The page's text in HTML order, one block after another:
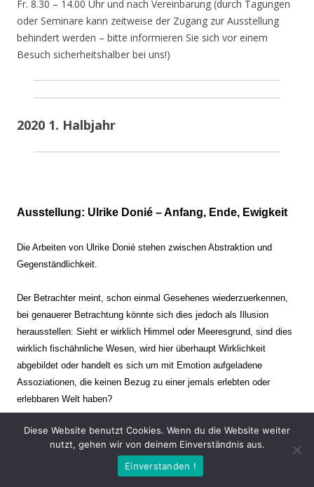
Fr. 8.30 – 14.00 Uhr und nach Vereinbarung (durch Tagungen
oder Seminare kann zeitweise der Zugang zur Ausstellung
behindert werden – bitte informieren Sie sich vor einem
Besuch sicherheitshalber bei uns!)
2020 1. Halbjahr
Ausstellung: Ulrike Donié – Anfang, Ende, Ewigkeit
Die Arbeiten von Ulrike Donié stehen zwischen Abstraktion und
Gegenständlichkeit.
Der Betrachter meint, schon einmal Gesehenes wiederzuerkennen,
bei genauerer Betrachtung könnte sich dies jedoch als Illusion
herausstellen: Sieht er wirklich Himmel oder Meeresgrund, sind dies
wirklich fischähnliche Wesen, wird hier überhaupt Wirklichkeit
abgebildet oder handelt es sich um mit Emotion aufgeladene
Assoziationen, die keinen Bezug zu einer jemals erlebten oder
erlebbaren Welt haben?
Verharren und Dynamik stehen sich dabei gegenüber. Zeit steht still
oder verrinnt im Nu. Es soll dabei eine Spannung, auch farblich, bis
zur Schmerzgrenze erzeugt werden. Die Arbeiten stellen ambivalente
Diese Website benutzt Cookies. Wenn du die Website weiter
nutzt, gehen wir von deinem Einverständnis aus.
Einverstanden !